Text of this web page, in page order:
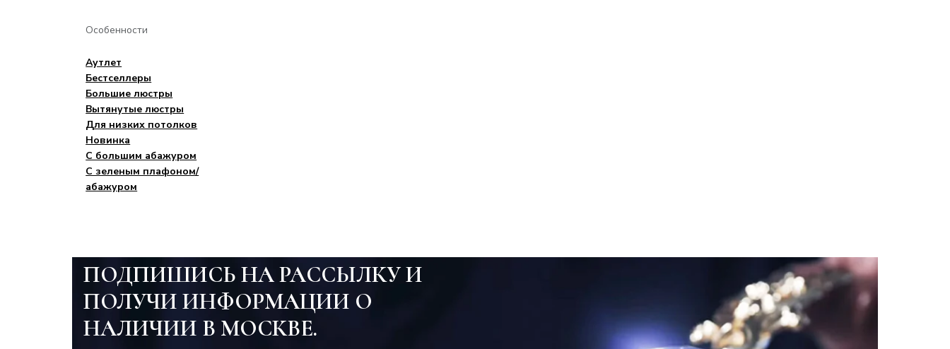
Особенности
Аутлет
Бестселлеры
Большие люстры
Вытянутые люстры
Для низких потолков
Новинка
С большим абажуром
С зеленым плафоном/
абажуром
ПОДПИШИСЬ НА РАССЫЛКУ И
ПОЛУЧИ ИНФОРМАЦИИ О
НАЛИЧИИ В МОСКВЕ.